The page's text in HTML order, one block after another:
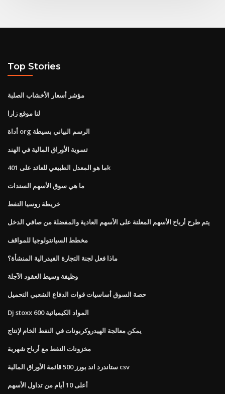
Top Stories
مؤشر أسعار الأخشاب الصلبة
لنا موقع زارا
أداة org الرسم البياني بسيطة
تسوية الأوراق المالية في الهند
ما هو المعدل الطبيعي للعائد على 401k
ما هي سوق الأسهم السندات
خريطة روسيا النفط
يتم طرح أرباح الأسهم المعلنة على الأسهم العادية والمفضلة من صافي الدخل
مخطط السيانتولوجيا للمواقف
ماذا فعل لجنة التجارة الفيدرالية المنشأة؟
وظيفة وسيط العقود الآجلة
حصة السوق أساسيات قوات الدفاع الشعبي التحميل
Dj stoxx 600 المواد الكيميائية
يمكن معالجة الهيدروكربونات في النفط الخام لإنتاج
مخزونات النفط مع أرباح شهرية
ستاندرد اند بورز 500 قائمة الأوراق المالية csv
أعلى 10 أيام من تداول الأسهم